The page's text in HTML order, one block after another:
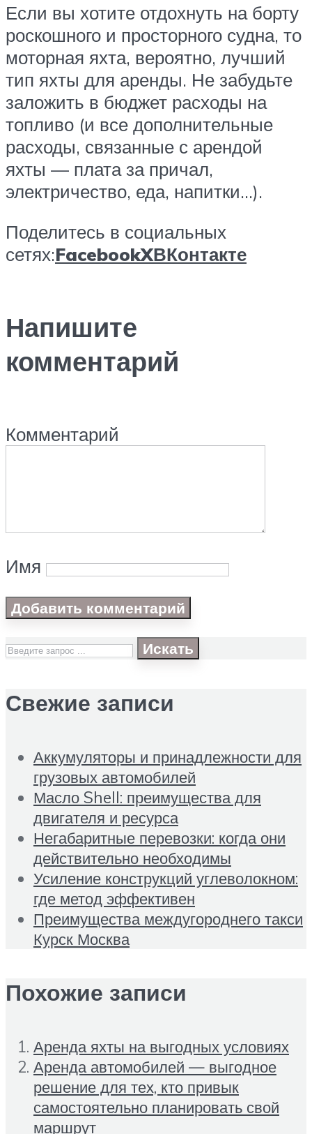
Если вы хотите отдохнуть на борту
роскошного и просторного судна, то
моторная яхта, вероятно, лучший
тип яхты для аренды. Не забудьте
заложить в бюджет расходы на
топливо (и все дополнительные
расходы, связанные с арендой
яхты — плата за причал,
электричество, еда, напитки…).
Поделитесь в социальных
сетях:FacebookXВКонтакте
Напишите
комментарий
Комментарий
Имя
Искать
Свежие записи
Аккумуляторы и принадлежности для
грузовых автомобилей
Масло Shell: преимущества для
двигателя и ресурса
Негабаритные перевозки: когда они
действительно необходимы
Усиление конструкций углеволокном:
где метод эффективен
Преимущества междугороднего такси
Курск Москва
Похожие записи
Аренда яхты на выгодных условиях
Аренда автомобилей — выгодное
решение для тех, кто привык
самостоятельно планировать свой
маршрут